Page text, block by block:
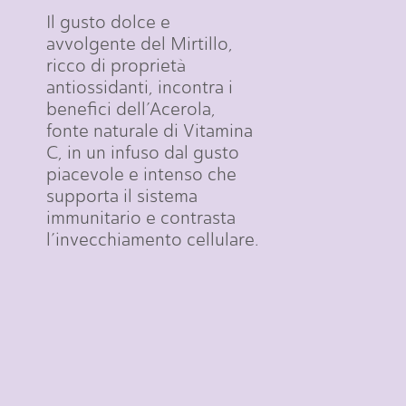
Il gusto dolce e
avvolgente del Mirtillo,
ricco di proprietà
antiossidanti, incontra i
benefici dell’Acerola,
fonte naturale di Vitamina
C, in un infuso dal gusto
piacevole e intenso che
supporta il sistema
immunitario e contrasta
l’invecchiamento cellulare.